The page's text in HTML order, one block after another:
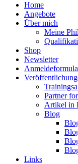
Home
Angebote
Über mich
Meine
Shop
Newsletter
Partner
Artikel in
Blog
Links